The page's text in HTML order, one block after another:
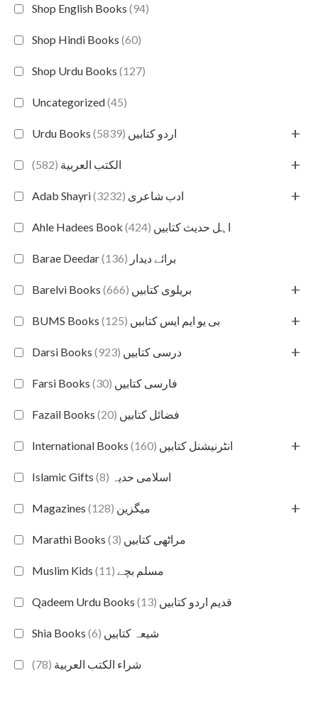
Shop English Books (94)
Shop Hindi Books (60)
Shop Urdu Books (127)
Uncategorized(45)
Urdu Books اردو کتابیں (5839) +
الكتب العربية (582) +
Adab Shayri ادب شاعری (3232) +
Ahle Hadees Book اہل حدیث کتابیں (424)
Barae Deedar برائے دیدار (136)
Barelvi Books بریلوی کتابیں (666) +
BUMS Books بی یو ایم ایس کتابیں (125) +
Darsi Books درسی کتابیں (923) +
Farsi Books فارسی کتابیں (30)
Fazail Books فضائل کتابیں (20)
International Books انٹرنیشنل کتابیں (160) +
Islamic Gifts اسلامی حدیہ (8)
Magazines میگزین (128) +
Marathi Books مراٹھی کتابیں (3)
Muslim Kids مسلم بچے (11)
Qadeem Urdu Books قدیم اردو کتابیں (13)
Shia Books شیعہ کتابیں (6)
شراء الكتب العربية (78)